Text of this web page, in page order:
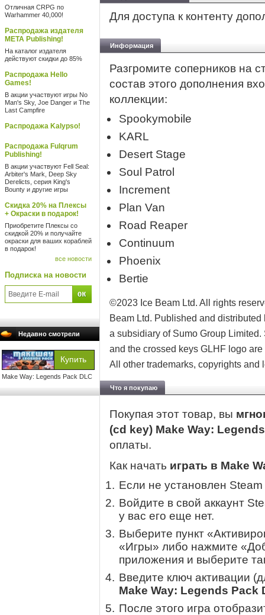
Отличная CRPG по
Warhammer 40,000!
Распродажа издателя
META Publishing!
На каталог издателя
действуют скидки до 85%
Распродажа Hello
Games!
В акции участвуют игры No
Man's Sky, Joe Danger и The
Last Campfire
Распродажа Kalypso!
Распродажа Fulqrum
Publishing!
В акции участвуют Fell Seal:
Arbiter's Mark, Deep Sky
Derelicts, серия King's
Bounty и другие игры
Скидка 20% на Плексы
+ Окраски в подарок!
Приобретите Плексы со
скидкой 20% и получайте
окраски для ваших кораблей
в подарок!
все новости
Подписка на новости
Недавно смотрели
Make Way: Legends Pack DLC
Для доступа к контенту
Информация
Разгромите соперников на
состав этого дополнения
коллекции:
Spookymobile
KARL
Desert Stage
Soul Patrol
Increment
Plan Van
Road Reaper
Continuum
Phoenix
Bertie
©2023 Ice Beam Ltd. All rights
Beam Ltd. Published and
a subsidiary of Sumo Group
and the crossed keys GLHF logo
All other trademarks, copyrights and
Что я покупаю
Покупая этот товар, вы
(cd key) Make Way:
оплаты.
Как начать играть в Make
Если не установлен
Войдите в свой аккаунт
у вас его еще нет.
Выберите пункт
«Игры» либо нажмите
приложения и выберите
Введите ключ активации
Make Way: Legends Pack
После этого игра